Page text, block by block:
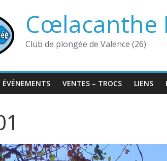
Cœlacanthe
Club de plongée de Valence (26)
ÉVÉNEMENTS VENTES – TROCS LIENS